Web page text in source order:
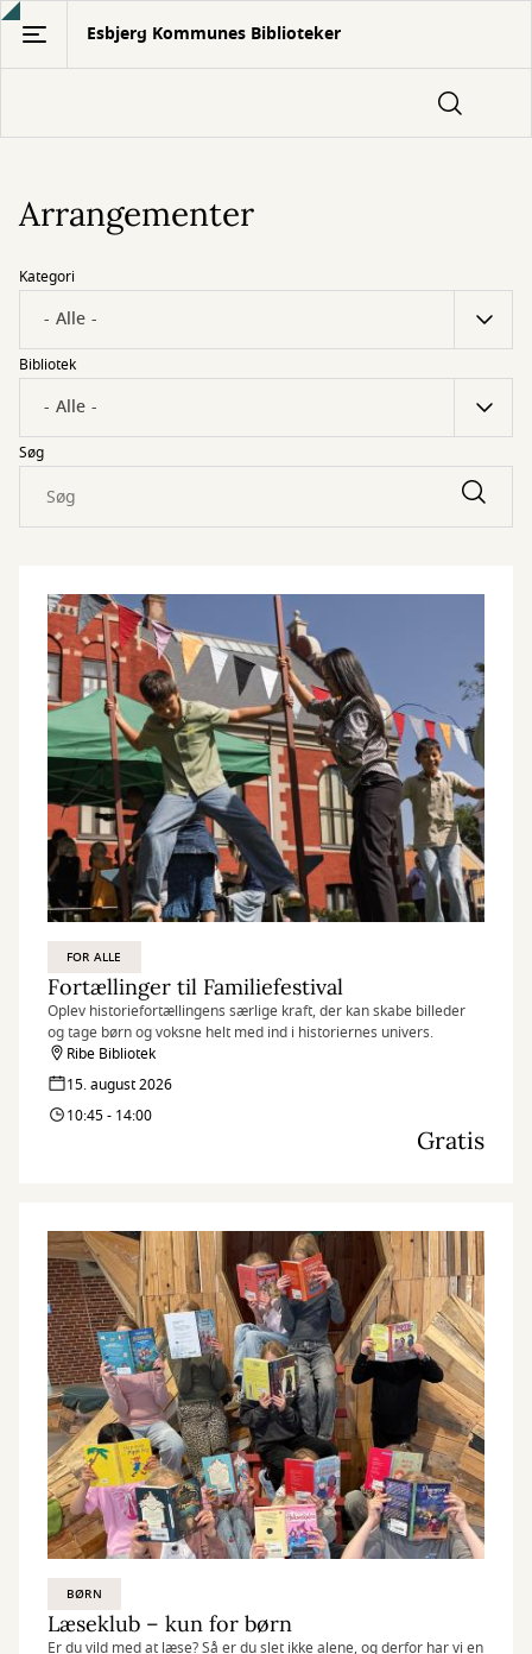
Gå
hovedindhold
Esbjerg Kommunes Biblioteker
Arrangementer
Kategori
Bibliotek
Søg
FOR ALLE
Fortællinger til Familiefestival
Oplev historiefortællingens særlige kraft, der kan skabe billeder
og tage børn og voksne helt med ind i historiernes univers.
Ribe Bibliotek
15. august 2026
10:45 - 14:00
Gratis
BØRN
Læseklub – kun for børn
Er du vild med at læse? Så er du slet ikke alene, og derfor har vi en